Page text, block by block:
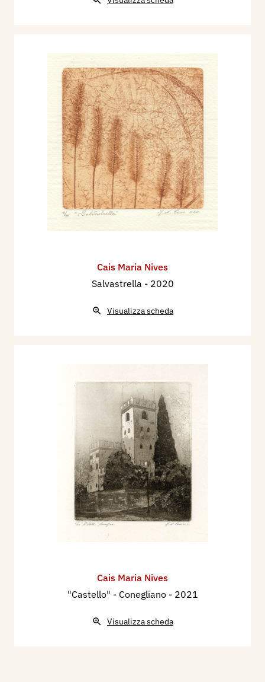
Cais Maria Nives
Salvastrella - 2020
Visualizza scheda
Cais Maria Nives
"Castello" - Conegliano - 2021
Visualizza scheda